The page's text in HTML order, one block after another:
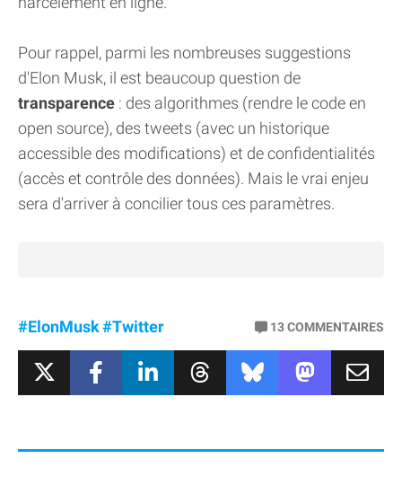
Pour rappel, parmi les nombreuses suggestions
d'Elon Musk, il est beaucoup question de
transparence : des algorithmes (rendre le code en
open source), des tweets (avec un historique
accessible des modifications) et de confidentialités
(accès et contrôle des données). Mais le vrai enjeu
sera d'arriver à concilier tous ces paramètres.
#ElonMusk#Twitter 13COMMENTAIRES